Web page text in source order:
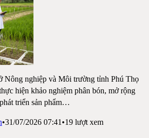
Nông nghiệp và Môi trường tỉnh Phú Thọ
hiện khảo nghiệm phân bón, mở rộng
triển sản phẩm…
•31/07/2026 07:41 •19 lượt xem